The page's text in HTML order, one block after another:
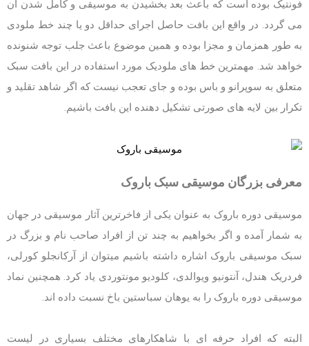
فونتیک بوده است که باعث بعد بخشیدن به موسیقی و کامل شدن آن
می گردد. در واقع این بافت حاصل اجرای حداقل دو یا چند خط ملودی
به طور همزمان و مجزا بوده و همین موضوع باعث جلب توجه شنونده
خواهد شد. مهمترین خط های ملودیک مورد استفاده در این بافت سبک
متعلق به سوپرانو و باس بوده و جای تعجب نیست که اگر شاهد تقلید و
تکرار بین لایه های صورتی تشکیل دهنده این بافت باشیم.
معرفی بزرگان موسیقی سبک باروک
موسیقی دوره باروک به عنوان یکی از فاخرترین آثار موسیقی در جهان
به شمار آمده و اگر بخواهیم به چند تن از افراد صاحب نام و بزرگ در
سبک موسیقی باروک اشاره داشته باشیم میتوان از آرکانجلو کورلی،
فردریک هندل، آنتونیو ویوالدی، کلودیو مونتوردی یاد کرد. همچنین نماد
موسیقی دوره باروک را به یوهان سباستین باخ نسبت داده اند.
البته که افراد حرفه ای با شاهکارهای مختلف بسیاری در لیست